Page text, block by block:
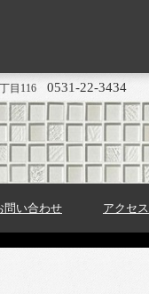
目116 0531-22-3434
問い合わせ アクセス